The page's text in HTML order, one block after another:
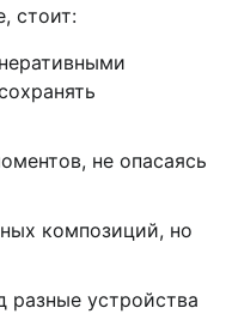
стоит:
не опасаясь
композиций, но
разные устройства